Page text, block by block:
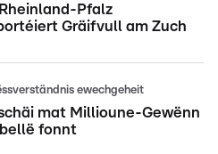
Pfalz
Gräifvull am Zuch
ewechgeheit
mat Millioune-Gewënn
fonnt